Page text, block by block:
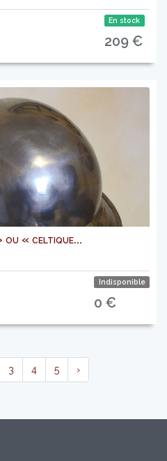
En stock
209 €
ou « celtique...
Indisponible
0 €
3 4 5 ›